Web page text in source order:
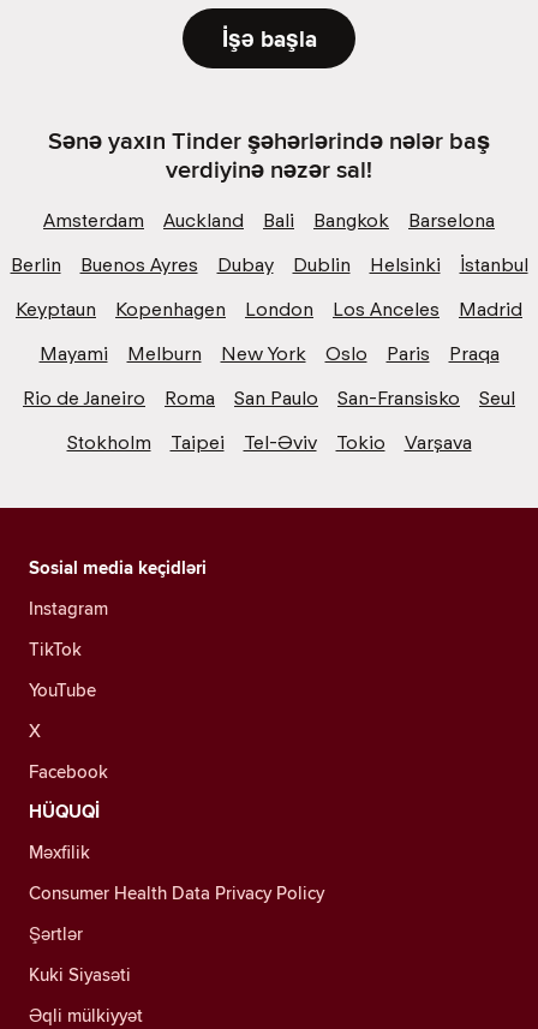
İşə başla
Sənə yaxın Tinder şəhərlərində nələr baş
verdiyinə nəzər sal!
Amsterdam Auckland Bali Bangkok
Barselona
Berlin
Buenos Ayres Dubay Dublin Helsinki
İstanbul
Keyptaun
Kopenhagen London Los Anceles
Madrid
Mayami
Melburn New York Oslo Paris
Praqa
Rio de Janeiro
Roma San Paulo San-Fransisko
Seul
Stokholm
Taipei Tel-Əviv Tokio Varşava
Sosial media keçidləri
Instagram
TikTok
YouTube
X
Facebook
HÜQUQİ
Məxfilik
Consumer Health Data Privacy Policy
Şərtlər
Kuki Siyasəti
Əqli mülkiyyət